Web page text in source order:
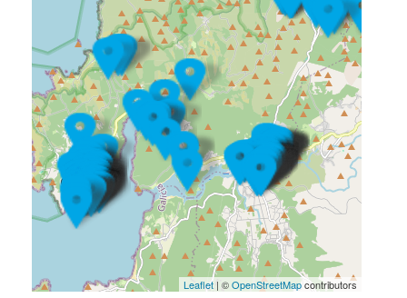
Leaflet| ©OpenStreetMapcontributors